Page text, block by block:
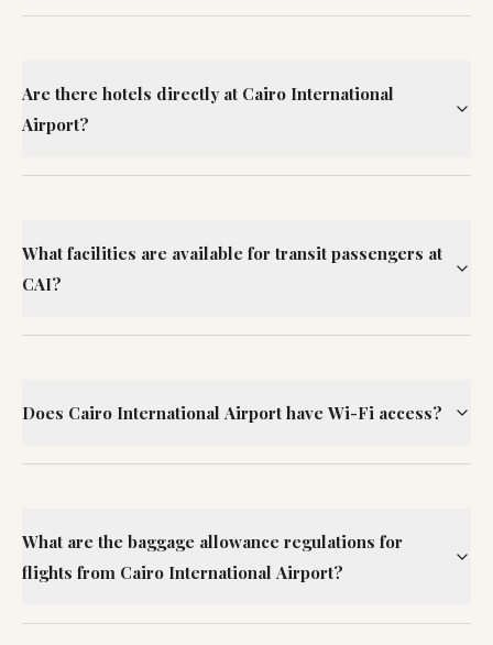
Are there hotels directly at Cairo International
Airport?
What facilities are available for transit passengers at
CAI?
Does Cairo International Airport have Wi-Fi access?
What are the baggage allowance regulations for
flights from Cairo International Airport?